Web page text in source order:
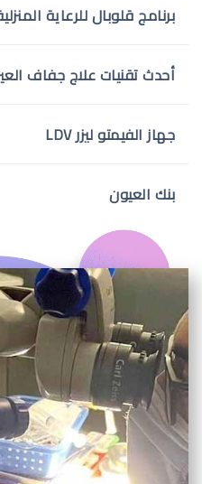
برنامج قلوبال للرعاية
أحدث تقنيات علاج جفاف
جهاز الفيمتو ليزر LDV
بنك العيون